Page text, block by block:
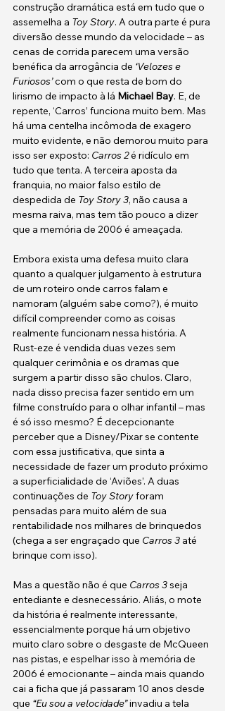
construção dramática está em tudo que o
assemelha a Toy Story. A outra parte é pura
diversão desse mundo da velocidade – as
cenas de corrida parecem uma versão
benéfica da arrogância de ‘Velozes e
Furiosos’ com o que resta de bom do
lirismo de impacto à lá Michael Bay. E, de
repente, ‘Carros’ funciona muito bem. Mas
há uma centelha incômoda de exagero
muito evidente, e não demorou muito para
isso ser exposto: Carros 2 é ridículo em
tudo que tenta. A terceira aposta da
franquia, no maior falso estilo de
despedida de Toy Story 3, não causa a
mesma raiva, mas tem tão pouco a dizer
que a memória de 2006 é ameaçada.
Embora exista uma defesa muito clara
quanto a qualquer julgamento à estrutura
de um roteiro onde carros falam e
namoram (alguém sabe como?), é muito
difícil compreender como as coisas
realmente funcionam nessa história. A
Rust-eze é vendida duas vezes sem
qualquer cerimônia e os dramas que
surgem a partir disso são chulos. Claro,
nada disso precisa fazer sentido em um
filme construído para o olhar infantil – mas
é só isso mesmo? É decepcionante
perceber que a Disney/Pixar se contente
com essa justificativa, que sinta a
necessidade de fazer um produto próximo
a superficialidade de ‘Aviões’. A duas
continuações de Toy Story foram
pensadas para muito além de sua
rentabilidade nos milhares de brinquedos
(chega a ser engraçado que Carros 3 até
brinque com isso).
Mas a questão não é que Carros 3 seja
entediante e desnecessário. Aliás, o mote
da história é realmente interessante,
essencialmente porque há um objetivo
muito claro sobre o desgaste de McQueen
nas pistas, e espelhar isso à memória de
2006 é emocionante – ainda mais quando
cai a ficha que já passaram 10 anos desde
que “Eu sou a velocidade” invadiu a tela